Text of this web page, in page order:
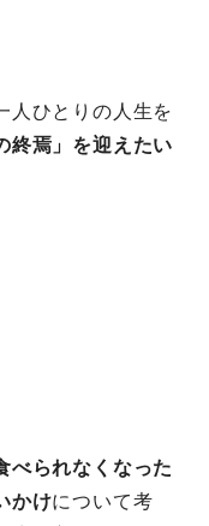
人ひとりの人生を
終焉」を迎えたい
べられなくなった
かけについて考